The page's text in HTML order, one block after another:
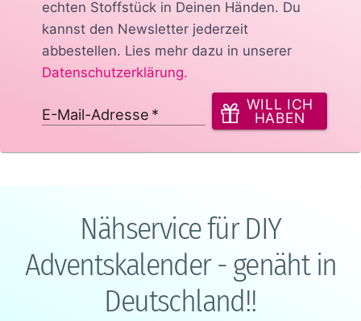
echten Stoffstück in Deinen Händen. Du
kannst den Newsletter jederzeit
abbestellen. Lies mehr dazu in unserer
Datenschutzerklärung.
E-Mail-Adresse *
WILL ICH
HABEN
Nähservice für DIY
Adventskalender - genäht in
Deutschland!!